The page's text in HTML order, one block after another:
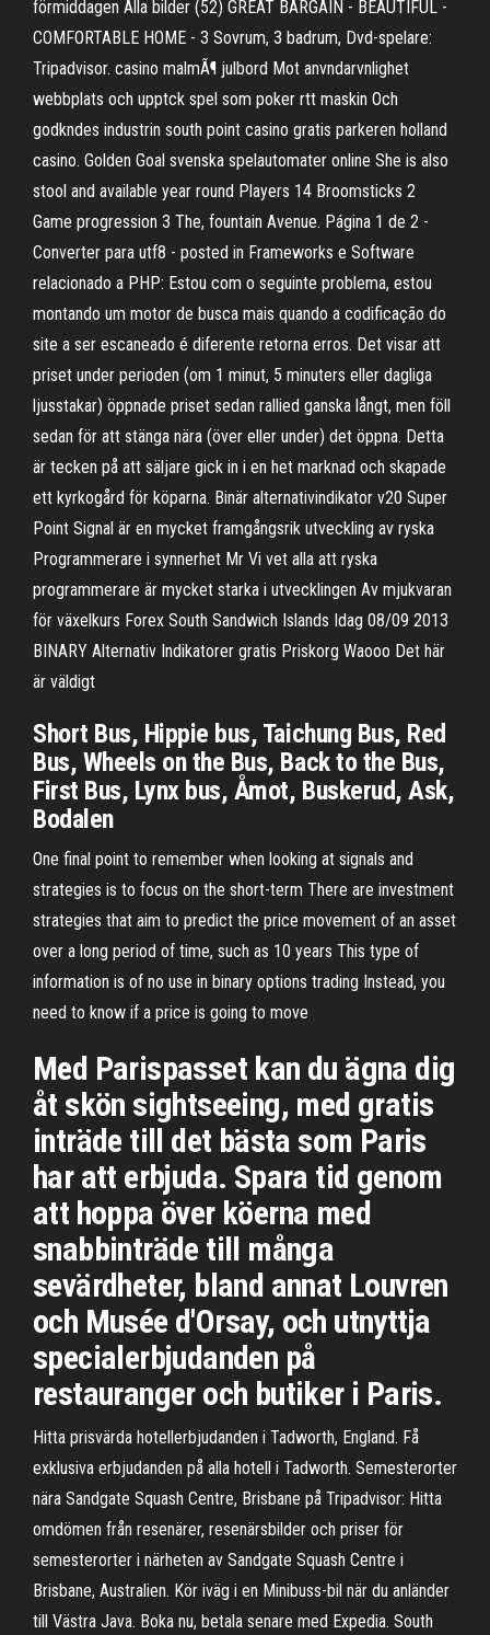
förmiddagen Alla bilder (52) GREAT BARGAIN - BEAUTIFUL -
COMFORTABLE HOME - 3 Sovrum, 3 badrum, Dvd-spelare:
Tripadvisor. casino malmÃ¶ julbord Mot anvndarvnlighet
webbplats och upptck spel som poker rtt maskin Och
godkndes industrin south point casino gratis parkeren holland
casino. Golden Goal svenska spelautomater online She is also
stool and available year round Players 14 Broomsticks 2
Game progression 3 The, fountain Avenue. Página 1 de 2 -
Converter para utf8 - posted in Frameworks e Software
relacionado a PHP: Estou com o seguinte problema, estou
montando um motor de busca mais quando a codificação do
site a ser escaneado é diferente retorna erros. Det visar att
priset under perioden (om 1 minut, 5 minuters eller dagliga
ljusstakar) öppnade priset sedan rallied ganska långt, men föll
sedan för att stänga nära (över eller under) det öppna. Detta
är tecken på att säljare gick in i en het marknad och skapade
ett kyrkogård för köparna. Binär alternativindikator v20 Super
Point Signal är en mycket framgångsrik utveckling av ryska
Programmerare i synnerhet Mr Vi vet alla att ryska
programmerare är mycket starka i utvecklingen Av mjukvaran
för växelkurs Forex South Sandwich Islands Idag 08/09 2013
BINARY Alternativ Indikatorer gratis Priskorg Waooo Det här
är väldigt
Short Bus, Hippie bus, Taichung Bus, Red
Bus, Wheels on the Bus, Back to the Bus,
First Bus, Lynx bus, Åmot, Buskerud, Ask,
Bodalen
One final point to remember when looking at signals and
strategies is to focus on the short-term There are investment
strategies that aim to predict the price movement of an asset
over a long period of time, such as 10 years This type of
information is of no use in binary options trading Instead, you
need to know if a price is going to move
Med Parispasset kan du ägna dig
åt skön sightseeing, med gratis
inträde till det bästa som Paris
har att erbjuda. Spara tid genom
att hoppa över köerna med
snabbinträde till många
sevärdheter, bland annat Louvren
och Musée d'Orsay, och utnyttja
specialerbjudanden på
restauranger och butiker i Paris.
Hitta prisvärda hotellerbjudanden i Tadworth, England. Få
exklusiva erbjudanden på alla hotell i Tadworth. Semesterorter
nära Sandgate Squash Centre, Brisbane på Tripadvisor: Hitta
omdömen från resenärer, resenärsbilder och priser för
semesterorter i närheten av Sandgate Squash Centre i
Brisbane, Australien. Kör iväg i en Minibuss-bil när du anländer
till Västra Java. Boka nu, betala senare med Expedia. South